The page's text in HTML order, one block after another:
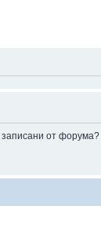
записани от форума?